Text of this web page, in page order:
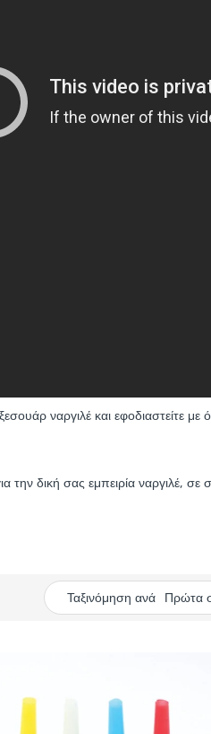
ναργιλέ και
την δική σας εμπειρία ναργιλέ,
Ταξινόμηση ανά Πρώτα